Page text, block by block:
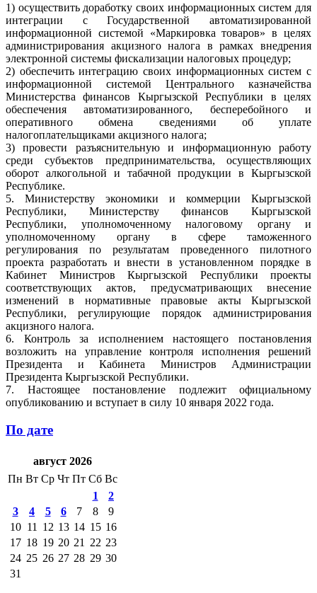
1) осуществить доработку своих информационных систем для
интеграции с Государственной автоматизированной
информационной системой «Маркировка товаров» в целях
администрирования акцизного налога в рамках внедрения
электронной системы фискализации налоговых процедур;
2) обеспечить интеграцию своих информационных систем с
информационной системой Центрального казначейства
Министерства финансов Кыргызской Республики в целях
обеспечения автоматизированного, бесперебойного и
оперативного обмена сведениями об уплате
налогоплательщиками акцизного налога;
3) провести разъяснительную и информационную работу
среди субъектов предпринимательства, осуществляющих
оборот алкогольной и табачной продукции в Кыргызской
Республике.
5. Министерству экономики и коммерции Кыргызской
Республики, Министерству финансов Кыргызской
Республики, уполномоченному налоговому органу и
уполномоченному органу в сфере таможенного
регулирования по результатам проведенного пилотного
проекта разработать и внести в установленном порядке в
Кабинет Министров Кыргызской Республики проекты
соответствующих актов, предусматривающих внесение
изменений в нормативные правовые акты Кыргызской
Республики, регулирующие порядок администрирования
акцизного налога.
6. Контроль за исполнением настоящего постановления
возложить на управление контроля исполнения решений
Президента и Кабинета Министров Администрации
Президента Кыргызской Республики.
7. Настоящее постановление подлежит официальному
опубликованию и вступает в силу 10 января 2022 года.
По дате
август 2026
Пн Вт Ср Чт Пт Сб Вс
1
2
3
4 5 6 7 8
9
10 11 12 13 14 15 16
17 18 19 20 21 22 23
24 25 26 27 28 29 30
31